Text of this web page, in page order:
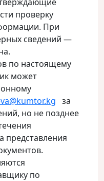
проверку
При
сведений —
по настоящему
может
за
но не позднее
представления
по